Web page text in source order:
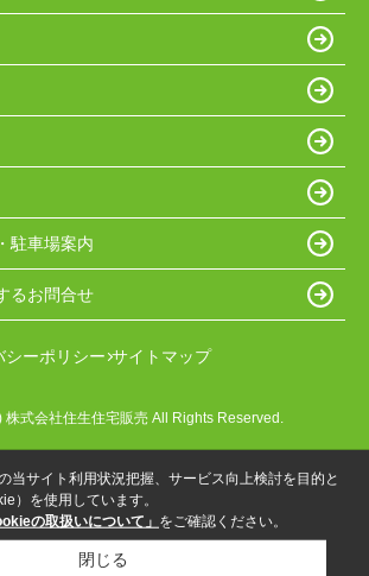
駐車場案内
るお問合せ
シーポリシー サイトマップ
株式会社住生住宅販売 All Rights Reserved.
当サイト利用状況把握、サービス向上検討を目的と
）を使用しています。
の取扱いについて」 をご確認ください。
閉じる